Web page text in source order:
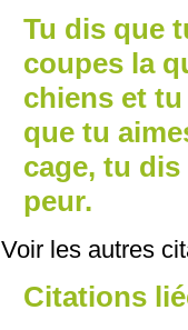
Tu dis que
coupes la
chiens et
que tu
cage, tu
peur.
Voir les autres
Citations